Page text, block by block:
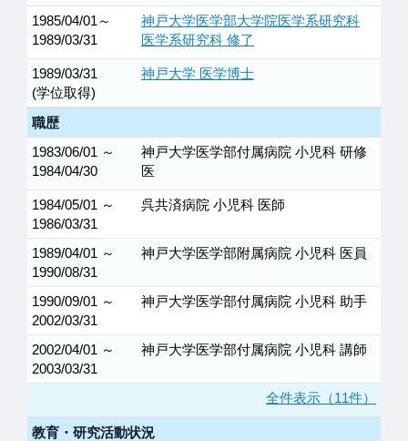
1985/04/01～
1989/03/31
神戸大学医学部大学院医学系研究科
医学系研究科 修了
1989/03/31
(学位取得)
神戸大学 医学博士
職歴
1983/06/01 ～
1984/04/30
神戸大学医学部付属病院 小児科 研修
医
1984/05/01 ～
1986/03/31
呉共済病院 小児科 医師
1989/04/01 ～
1990/08/31
神戸大学医学部附属病院 小児科 医員
1990/09/01 ～
2002/03/31
神戸大学医学部付属病院 小児科 助手
2002/04/01 ～
2003/03/31
神戸大学医学部付属病院 小児科 講師
全件表示（11件）
教育・研究活動状況